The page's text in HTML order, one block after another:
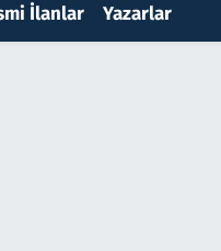
İlanlar Yazarlar